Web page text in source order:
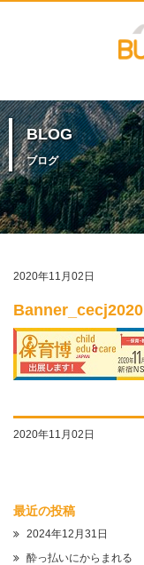
BLOG
ブログ
2020年11月02日
Banner_cecj2020
2020年11月02日
最近の投稿
2024年12月31日
酔っ払いにからまれる